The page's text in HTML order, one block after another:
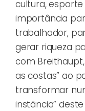
cultura,
importância
trabalhador,
gerar riqueza
com
as costas” ao
transformar
instância”